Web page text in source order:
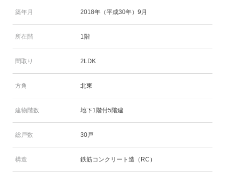
築年月 2018年（平成30年）9月
所在階 1階
間取り 2LDK
方角 北東
建物階数 地下1階付5階建
総戸数 30戸
構造 鉄筋コンクリート造（RC）